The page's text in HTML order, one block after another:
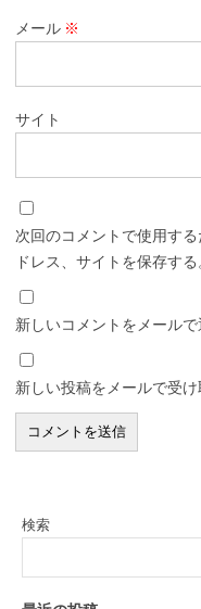
メール ※
サイト
次回のコメントで使用す
ドレス、サイトを保存する
新しいコメントをメールで
新しい投稿をメールで受け
検索